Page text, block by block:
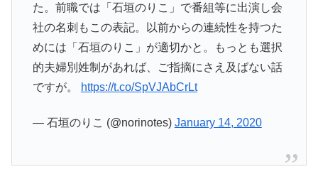
た。前職では「石垣のりこ」で番組等に出演し会
社の名刺もこの表記。以前からの連続性を持つた
めには「石垣のりこ」が適切かと。もっとも選択
的夫婦別姓制があれば、ご指摘にさえ及ばない話
ですが。
https://t.co/SpVJAbCrLt
— 石垣のりこ (@norinotes) January 14, 2020